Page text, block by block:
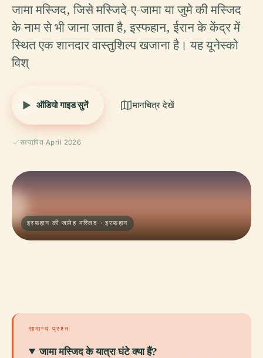
जामा मस्जिद, जिसे मस्जिदे-ए-जामा या जुमे की मस्जिद
के नाम से भी जाना जाता है, इस्फहान, ईरान के केंद्र में
स्थित एक शानदार वास्तुशिल्प खजाना है। यह यूनेस्को
विश्
ऑडियो गाइड सुनें मानचित्र देखें
सत्यापित April 2026
इस्फ़हान की जामेह मस्जिद · इस्फ़हान
सामान्य प्रश्न
जामा मस्जिद के यात्रा घंटे क्या हैं?